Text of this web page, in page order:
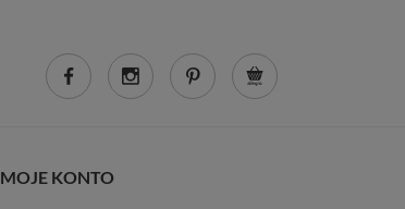
MOJE KONTO